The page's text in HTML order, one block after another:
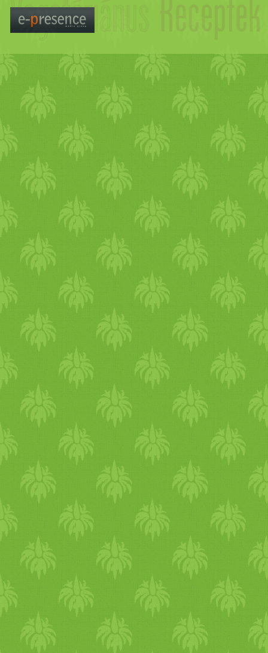
első része, hogy hagyj fel a
* A tisztítás fontos része,
méregtelenítő teákat
felpörgeti az emésztést, és
méreganyagokat a
megtalálod és készíthetsz
kömény ,koriander,
A tisztítás másik pillére
étel en alapul. A tisztítókúra
vacsorára is Kitchari-t
mund dhalból készült,
tápláló
és tisztító
Ez az egyik
köszönhetően lehetővé
pihenjen és vissza tudjon
felerősödjön az
elégetni a méreganyagokat
hatsának köszönhetően
felhalmozódott